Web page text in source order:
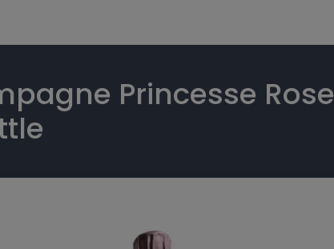
Princesse Rose